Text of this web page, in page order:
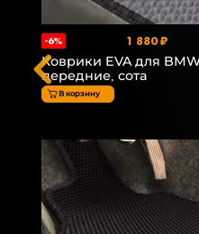
-6% 1 880 ₽
Коврики EVA для
передние, сота
В корзину